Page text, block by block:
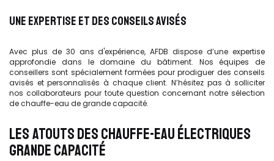
UNE EXPERTISE ET DES CONSEILS AVISÉS
Avec plus de 30 ans d'expérience, AFDB dispose d’une expertise
approfondie dans le domaine du bâtiment. Nos équipes de
conseillers sont spécialement formées pour prodiguer des conseils
avisés et personnalisés à chaque client. N’hésitez pas à solliciter
nos collaborateurs pour toute question concernant notre sélection
de chauffe-eau de grande capacité.
LES ATOUTS DES CHAUFFE-EAU ÉLECTRIQUES
GRANDE CAPACITÉ